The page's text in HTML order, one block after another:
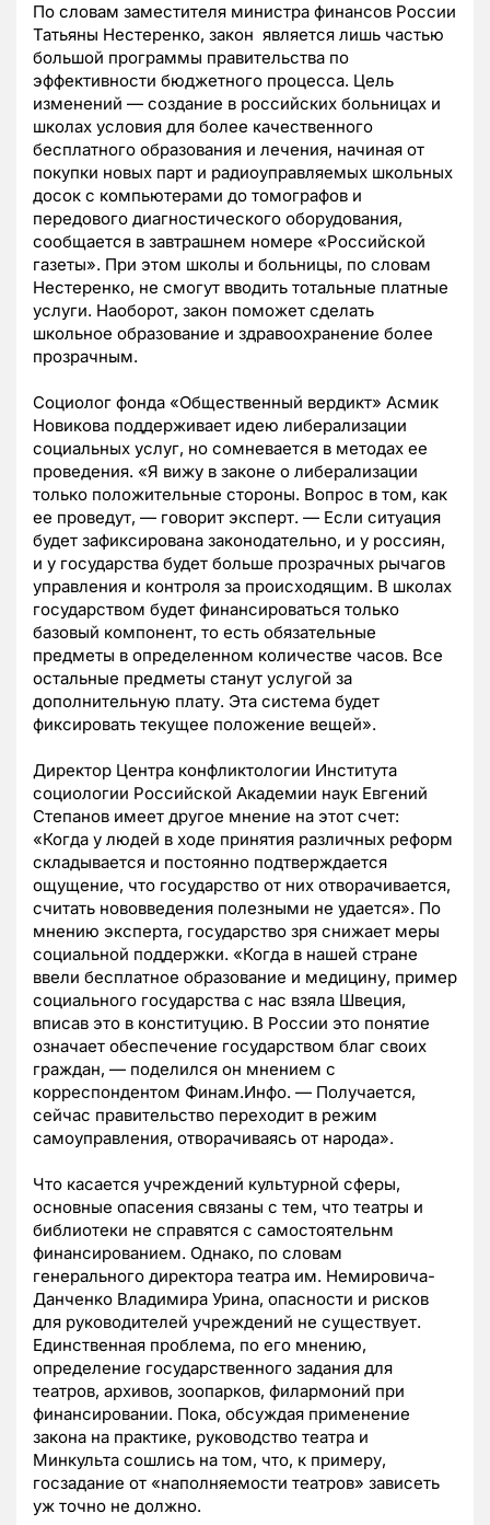
По словам заместителя министра финансов России
Татьяны Нестеренко, закон является лишь частью
большой программы правительства по
эффективности бюджетного процесса. Цель
изменений — создание в российских больницах и
школах условия для более качественного
бесплатного образования и лечения, начиная от
покупки новых парт и радиоуправляемых школьных
досок с компьютерами до томографов и
передового диагностического оборудования,
сообщается в завтрашнем номере «Российской
газеты». При этом школы и больницы, по словам
Нестеренко, не смогут вводить тотальные платные
услуги. Наоборот, закон поможет сделать
школьное образование и здравоохранение более
прозрачным.
Социолог фонда «Общественный вердикт» Асмик
Новикова поддерживает идею либерализации
социальных услуг, но сомневается в методах ее
проведения. «Я вижу в законе о либерализации
только положительные стороны. Вопрос в том, как
ее проведут, — говорит эксперт. — Если ситуация
будет зафиксирована законодательно, и у россиян,
и у государства будет больше прозрачных рычагов
управления и контроля за происходящим. В школах
государством будет финансироваться только
базовый компонент, то есть обязательные
предметы в определенном количестве часов. Все
остальные предметы станут услугой за
дополнительную плату. Эта система будет
фиксировать текущее положение вещей».
Директор Центра конфликтологии Института
социологии Российской Академии наук Евгений
Степанов имеет другое мнение на этот счет:
«Когда у людей в ходе принятия различных реформ
складывается и постоянно подтверждается
ощущение, что государство от них отворачивается,
считать нововведения полезными не удается». По
мнению эксперта, государство зря снижает меры
социальной поддержки. «Когда в нашей стране
ввели бесплатное образование и медицину, пример
социального государства с нас взяла Швеция,
вписав это в конституцию. В России это понятие
означает обеспечение государством благ своих
граждан, — поделился он мнением с
корреспондентом Финам.Инфо. — Получается,
сейчас правительство переходит в режим
самоуправления, отворачиваясь от народа».
Что касается учреждений культурной сферы,
основные опасения связаны с тем, что театры и
библиотеки не справятся с самостоятельнм
финансированием. Однако, по словам
генерального директора театра им. Немировича-
Данченко Владимира Урина, опасности и рисков
для руководителей учреждений не существует.
Единственная проблема, по его мнению,
определение государственного задания для
театров, архивов, зоопарков, филармоний при
финансировании. Пока, обсуждая применение
закона на практике, руководство театра и
Минкульта сошлись на том, что, к примеру,
госзадание от «наполняемости театров» зависеть
уж точно не должно.